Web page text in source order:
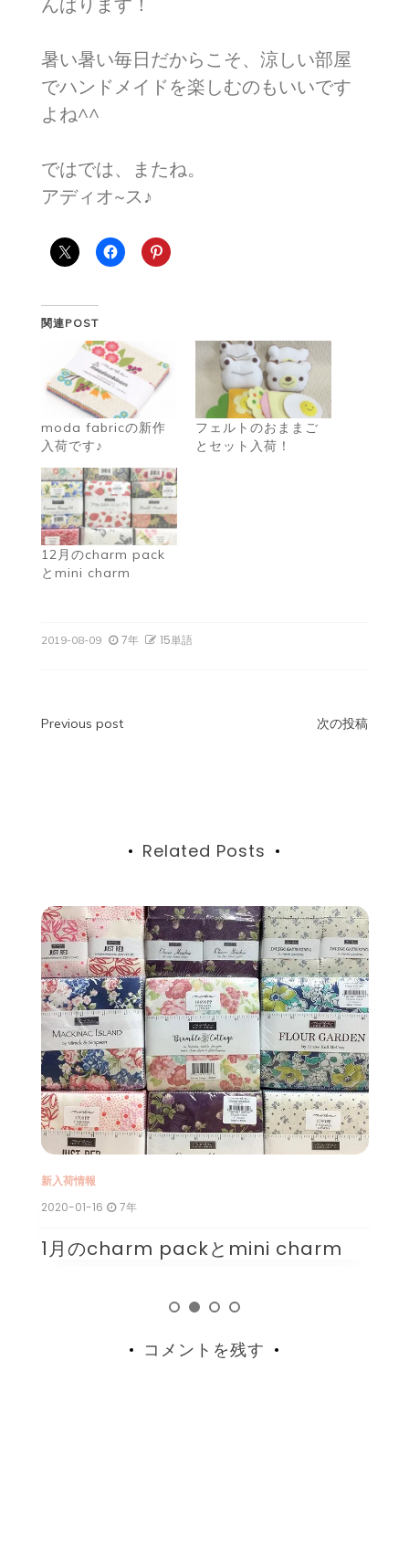
暑い暑い毎日だからこそ、涼しい部屋
でハンドメイドを楽しむのもいいです
よね^^
ではでは、またね。
アディオ~ス♪
関連POST
moda fabricの新作
入荷です♪
フェルトのおままご
とセット入荷！
12月のcharm pack
とmini charm
2019-08-09 7年 15単語
投
ー
シ
ョ
ン
Previous post 次の投稿
Related Posts
新入荷情報
2020-01-16 7年
1月のcharm packとmini charm
コメントを残す